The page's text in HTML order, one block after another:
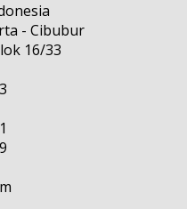
- Cibubur
16/33